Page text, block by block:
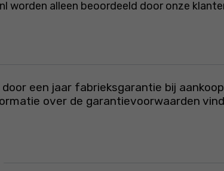
worden alleen beoordeeld door onze
een jaar fabrieksgarantie bij
over de garantievoorwaarden